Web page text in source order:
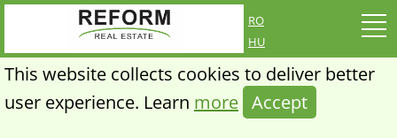
ro
hu
This website collects cookies to deliver better
user experience. Learn more Accept